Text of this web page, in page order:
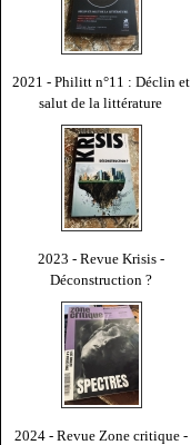
2021 - Philitt n°11 : Déclin et
salut de la littérature
2023 - Revue Krisis -
Déconstruction ?
2024 - Revue Zone critique -